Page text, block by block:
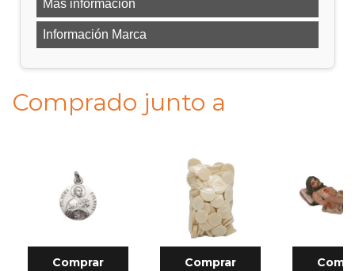
Más información
Información Marca
Comprado junto a
Comprar Comprar